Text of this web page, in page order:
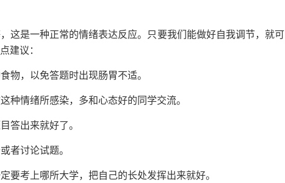
这是一种正常的情绪表达反应。只要我们能做好自我调节，就可
建议：
物，以免答题时出现肠胃不适。
种情绪所感染，多和心态好的同学交流。
答出来就好了。
者讨论试题。
要考上哪所大学，把自己的长处发挥出来就好。